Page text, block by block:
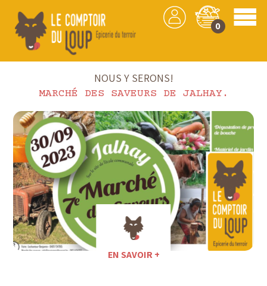
0
Accueil
NOUS Y SERONS!
MARCHÉ DES SAVEURS DE JALHAY.
EN SAVOIR +